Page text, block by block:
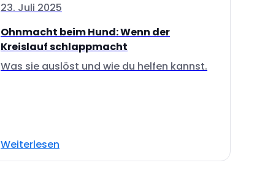
23. Juli 2025
Ohnmacht beim Hund: Wenn der
Kreislauf schlappmacht
Was sie auslöst und wie du helfen kannst.
Weiterlesen